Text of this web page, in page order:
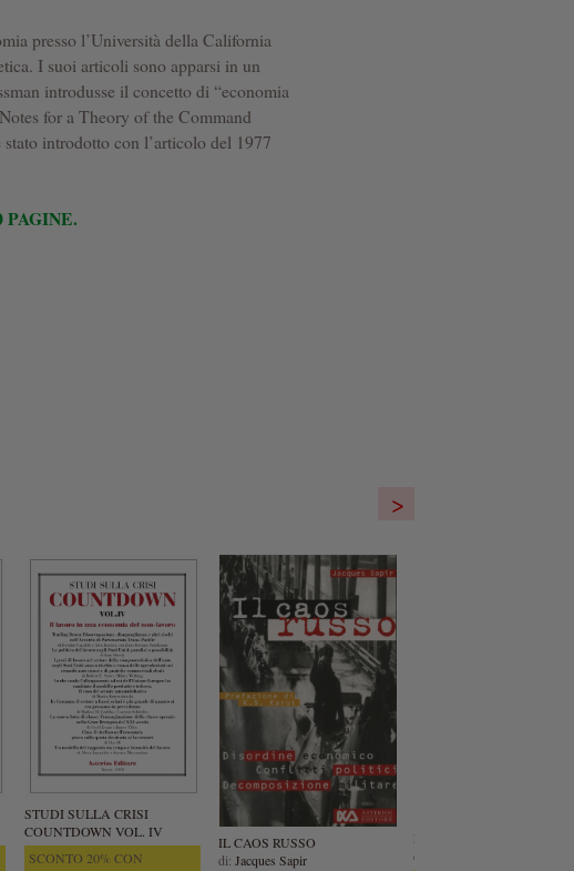
presso l’Università della California
I suoi articoli sono apparsi in un
introdusse il concetto di “economia
for a Theory of the Command
introdotto con l’articolo del 1977
STUDI SULLA CRISI
COUNTDOWN VOL. IV
SCONTO 20% CON
IL CAOS RUSSO
di:Jacques Sapir
LA RIVOLUZIONE
di:
>